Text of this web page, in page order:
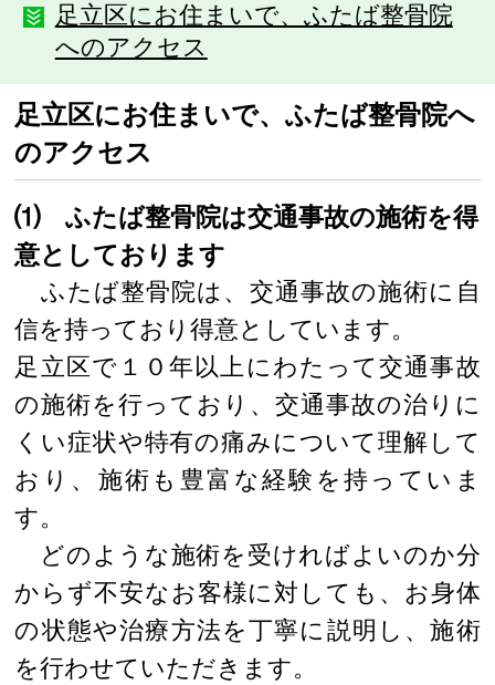
足立区にお住まいで、ふたば整骨院
へのアクセス
足立区にお住まいで、ふたば整骨院へ
のアクセス
⑴ ふたば整骨院は交通事故の施術を得
意としております
ふたば整骨院は、交通事故の施術に自
信を持っており得意としています。
足立区で１０年以上にわたって交通事故
の施術を行っており、交通事故の治りに
くい症状や特有の痛みについて理解して
おり、施術も豊富な経験を持っていま
す。
どのような施術を受ければよいのか分
からず不安なお客様に対しても、お身体
の状態や治療方法を丁寧に説明し、施術
を行わせていただきます。